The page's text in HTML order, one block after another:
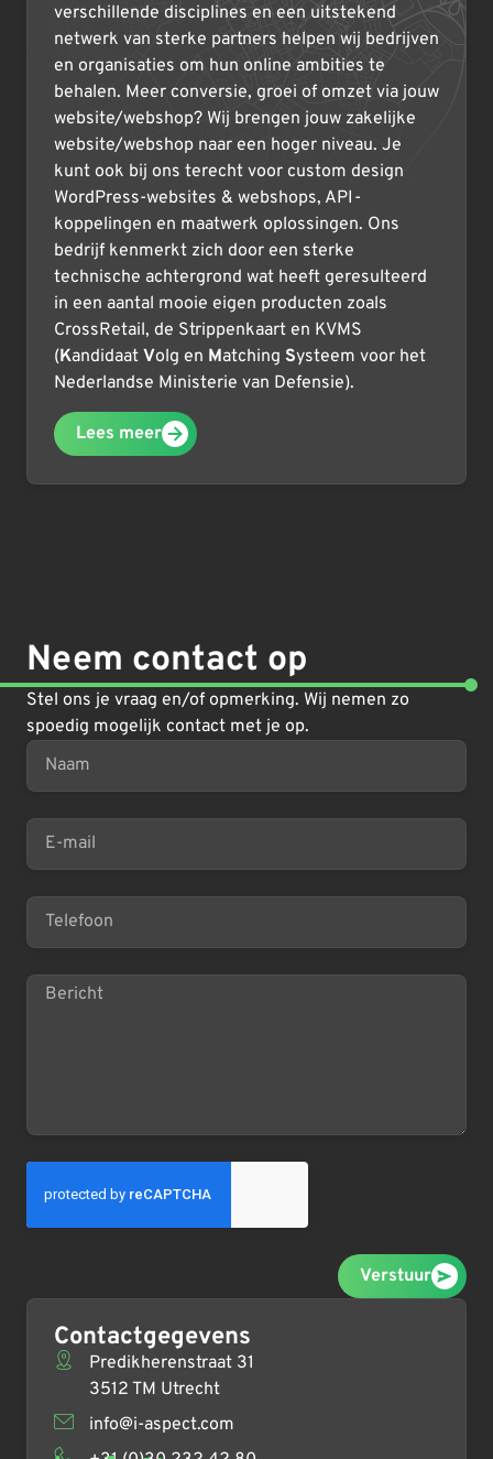
verschillende disciplines en een uitstekend
netwerk van sterke partners helpen wij bedrijven
en organisaties om hun online ambities te
behalen. Meer conversie, groei of omzet via jouw
website/webshop? Wij brengen jouw zakelijke
website/webshop naar een hoger niveau. Je
kunt ook bij ons terecht voor custom design
WordPress-websites & webshops, API-
koppelingen en maatwerk oplossingen. Ons
bedrijf kenmerkt zich door een sterke
technische achtergrond wat heeft geresulteerd
in een aantal mooie eigen producten zoals
CrossRetail, de Strippenkaart en KVMS
(Kandidaat Volg en Matching Systeem voor het
Nederlandse Ministerie van Defensie).
Lees meer
Neem contact op
Stel ons je vraag en/of opmerking. Wij nemen zo
spoedig mogelijk contact met je op.
Verstuur
Contactgegevens
Predikherenstraat 31
3512 TM Utrecht
info@i-aspect.com